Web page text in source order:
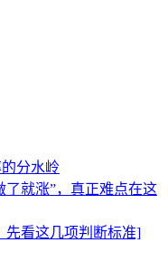
分水岭
了就涨”，真正难点在这
先看这几项判断标准]